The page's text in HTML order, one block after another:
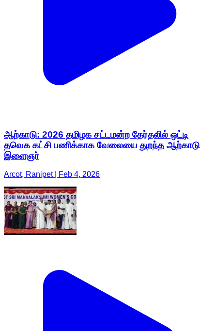
ஆற்காடு: 2026 தமிழக சட்டமன்ற தேர்தலில் ஒட்டி
தவெக கட்சி பணிக்காக வேலையை துறந்த ஆற்காடு
இளைஞர்
Arcot, Ranipet | Feb 4, 2026